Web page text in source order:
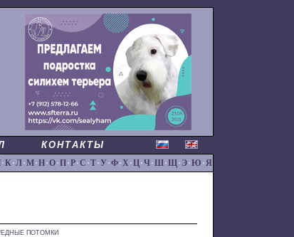
КОНТАКТЫ
·К·Л·М·Н·О·П·Р·С ·Т·У·Ф·Х·Ц·Ч·Ш·Щ· Э·Ю ·Я
ПОТОМКИ